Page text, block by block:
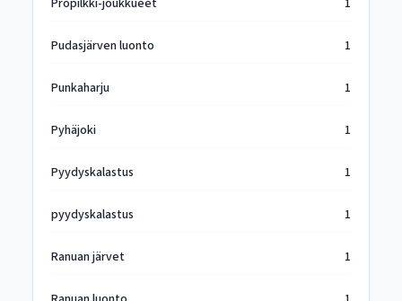
Propilkki-joukkueet 1
Pudasjärven luonto 1
Punkaharju 1
Pyhäjoki 1
Pyydyskalastus 1
pyydyskalastus 1
Ranuan järvet 1